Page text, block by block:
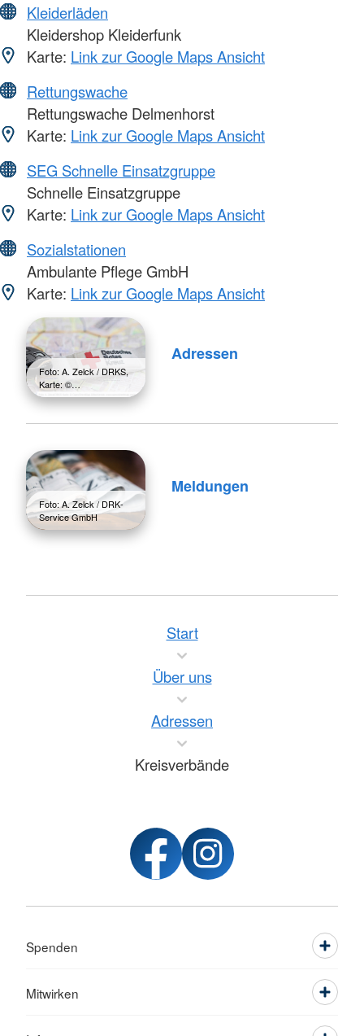
Kleiderläden
Kleidershop Kleiderfunk
Karte: Link zur Google Maps Ansicht
Rettungswache
Rettungswache Delmenhorst
Karte: Link zur Google Maps Ansicht
SEG Schnelle Einsatzgruppe
Schnelle Einsatzgruppe
Karte: Link zur Google Maps Ansicht
Sozialstationen
Ambulante Pflege GmbH
Karte: Link zur Google Maps Ansicht
Foto: A. Zelck / DRKS,
Karte: ©…
Adressen
Foto: A. Zelck / DRK-
Service GmbH
Meldungen
Start
Über uns
Adressen
Kreisverbände
Spenden
Mitwirken